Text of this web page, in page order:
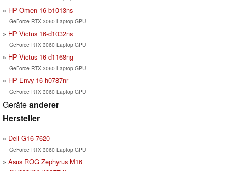
HP Omen 16-b1013ns
GeForce RTX 3060 Laptop GPU
HP Victus 16-d1032ns
GeForce RTX 3060 Laptop GPU
HP Victus 16-d1168ng
GeForce RTX 3060 Laptop GPU
HP Envy 16-h0787nr
GeForce RTX 3060 Laptop GPU
Geräteanderer
Hersteller
Dell G16 7620
GeForce RTX 3060 Laptop GPU
Asus ROG Zephyrus M16